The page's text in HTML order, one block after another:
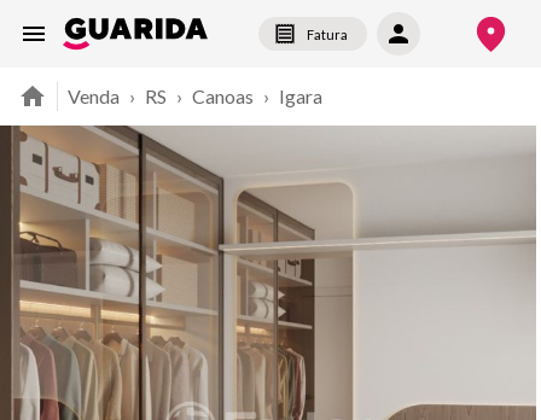
Fatura
Venda › RS › Canoas › Igara